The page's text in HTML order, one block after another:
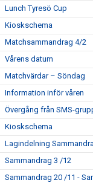
Lunch Tyresö Cup
Kioskschema
Matchsammandrag 4/2
Vårens datum
Matchvärdar – Söndag
Information inför våren
Övergång från SMS-
Kioskschema
Lagindelning
Sammandrag 3 /12
Sammandrag 20 /11 -